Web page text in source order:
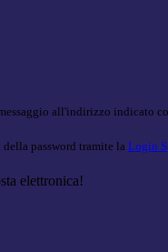
all'indirizzo indicato
password tramite la Login
elettronica!